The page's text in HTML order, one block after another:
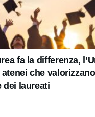
fa la differenza,
che
dei laureati